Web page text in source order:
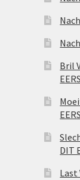
Bril
DIT
Last